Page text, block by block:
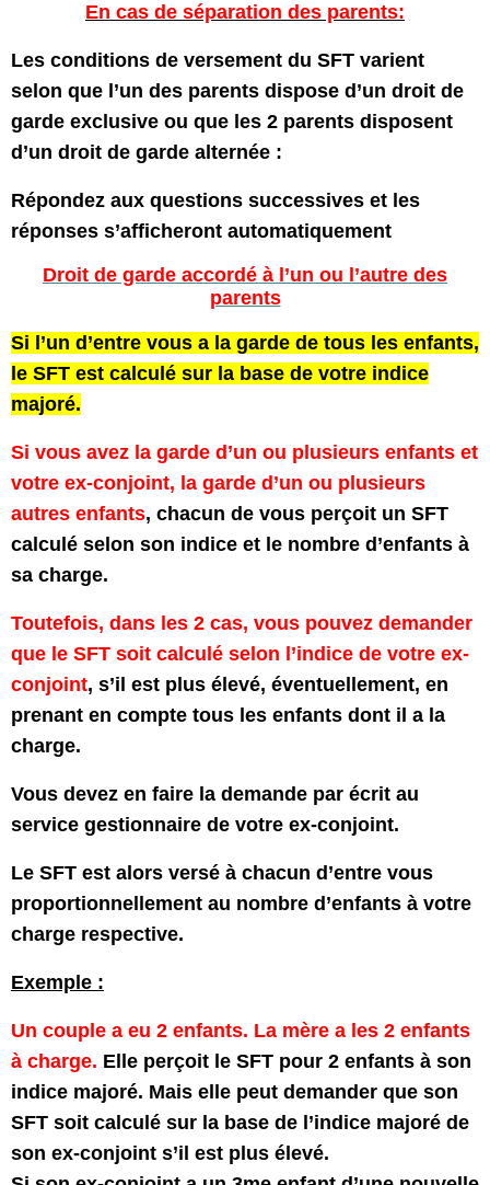
En cas de séparation des parents:
Les conditions de versement du SFT varient
selon que l’un des parents dispose d’un droit de
garde exclusive ou que les 2 parents disposent
d’un droit de garde alternée :
Répondez aux questions successives et les
réponses s’afficheront automatiquement
Droit de garde accordé à l’un ou l’autre des
parents
Si l’un d’entre vous a la garde de tous les enfants,
le SFT est calculé sur la base de votre indice
majoré.
Si vous avez la garde d’un ou plusieurs enfants et
votre ex-conjoint, la garde d’un ou plusieurs
autres enfants, chacun de vous perçoit un SFT
calculé selon son indice et le nombre d’enfants à
sa charge.
Toutefois, dans les 2 cas, vous pouvez demander
que le SFT soit calculé selon l’indice de votre ex-
conjoint, s’il est plus élevé, éventuellement, en
prenant en compte tous les enfants dont il a la
charge.
Vous devez en faire la demande par écrit au
service gestionnaire de votre ex-conjoint.
Le SFT est alors versé à chacun d’entre vous
proportionnellement au nombre d’enfants à votre
charge respective.
Exemple :
Un couple a eu 2 enfants. La mère a les 2 enfants
à charge. Elle perçoit le SFT pour 2 enfants à son
indice majoré. Mais elle peut demander que son
SFT soit calculé sur la base de l’indice majoré de
son ex-conjoint s’il est plus élevé.